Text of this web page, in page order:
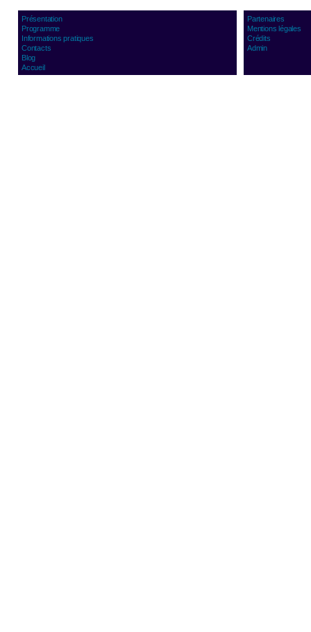
Présentation
Programme
Informations pratiques
Contacts
Blog
Accueil
Partenaires
Mentions légales
Crédits
Admin